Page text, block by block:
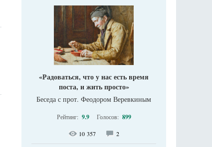
«Радоваться, что у нас есть время
поста, и жить просто»
Беседа с прот. Феодором Веревкиным
Рейтинг: 9.9 Голосов: 899
10 357 2